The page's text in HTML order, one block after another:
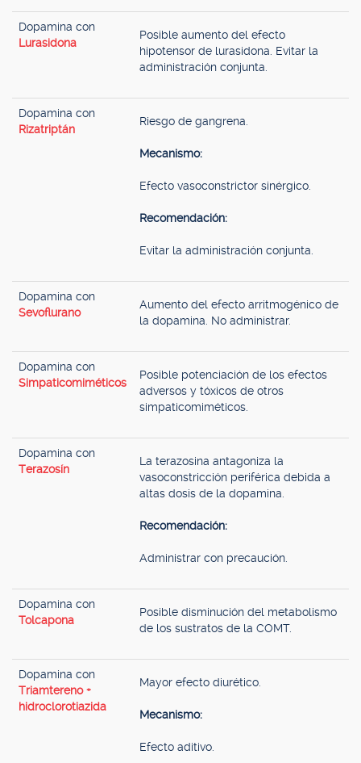
Dopamina con
Lurasidona
Posible aumento del efecto
hipotensor de lurasidona. Evitar la
administración conjunta.
Dopamina con
Rizatriptán
Riesgo de gangrena.
Mecanismo:
Efecto vasoconstrictor sinérgico.
Recomendación:
Evitar la administración conjunta.
Dopamina con
Sevoflurano
Aumento del efecto arritmogénico de
la dopamina. No administrar.
Dopamina con
Simpaticomiméticos
Posible potenciación de los efectos
adversos y tóxicos de otros
simpaticomiméticos.
Dopamina con
Terazosín
La terazosina antagoniza la
vasoconstricción periférica debida a
altas dosis de la dopamina.
Recomendación:
Administrar con precaución.
Dopamina con
Tolcapona
Posible disminución del metabolismo
de los sustratos de la COMT.
Dopamina con
Triamtereno +
hidroclorotiazida
Mayor efecto diurético.
Mecanismo:
Efecto aditivo.